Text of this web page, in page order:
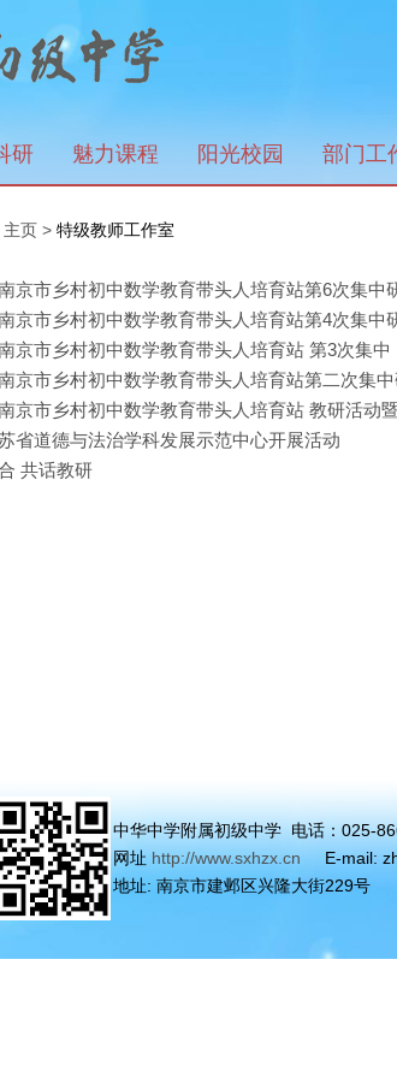
研 魅力课程 阳光校园 部门工
主页 > 特级教师工作室
京市乡村初中数学教育带头人培育站第6次集中
京市乡村初中数学教育带头人培育站第4次集中
京市乡村初中数学教育带头人培育站 第3次集中
京市乡村初中数学教育带头人培育站第二次集
京市乡村初中数学教育带头人培育站 教研活动
省道德与法治学科发展示范中心开展活动
共话教研
中华中学附属初级中学 电话：025-
网址 http://www.sxhzx.cn E-mail:
地址: 南京市建邺区兴隆大街229